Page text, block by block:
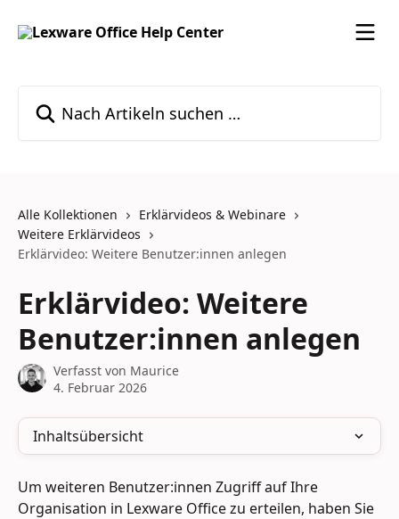
Alle Kollektionen
Erklärvideos & Webinare
Weitere Erklärvideos
Erklärvideo: Weitere Benutzer:innen anlegen
Erklärvideo: Weitere
Benutzer:innen anlegen
Verfasst von Maurice
4. Februar 2026
Inhaltsübersicht
Um weiteren Benutzer:innen Zugriff auf Ihre
Organisation in Lexware Office zu erteilen, haben Sie